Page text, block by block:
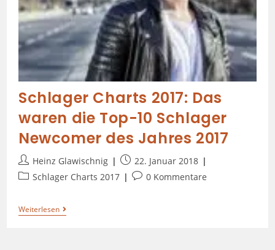
Schlager Charts 2017: Das
waren die Top-10 Schlager
Newcomer des Jahres 2017
Heinz Glawischnig
22. Januar 2018
Schlager Charts 2017
0 Kommentare
Weiterlesen